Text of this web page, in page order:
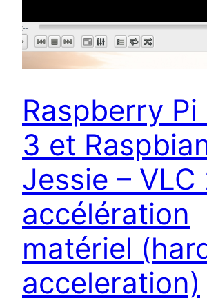
Raspberry Pi
3 et
Jessie –
accélération
matériel
acceleration)